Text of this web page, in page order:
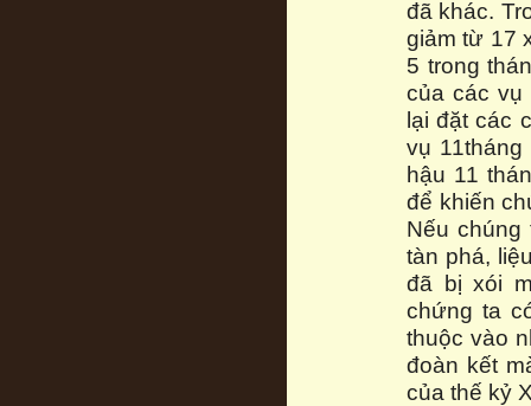
đã khác.
giảm từ 17
5 trong
của các vụ
lại đặt các
vụ
hậu 11
để khiến
Nếu
tàn phá,
đã bị xói
chứng ta
thuộc vào
đoàn kết
của thế kỷ